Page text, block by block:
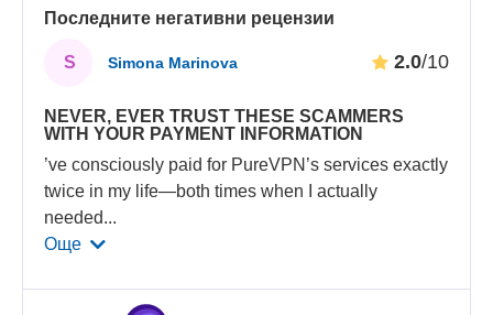
Последните негативни рецензии
S Simona Marinova 2.0/10
NEVER, EVER TRUST THЕSE SCAMMERS
WITH YOUR PAYMENT INFORMATION
’ve consciously paid for PureVPN’s services exactly
twice in my life—both times when I actually
needed...
Още